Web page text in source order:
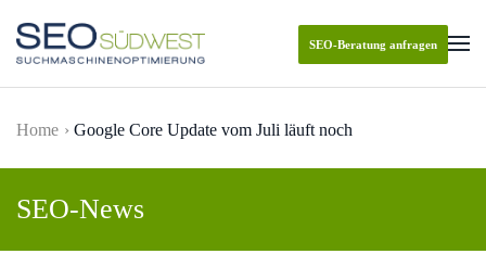
Skip to main content
SEO-Beratung anfragen
Home Google Core Update vom Juli läuft noch
SEO-News